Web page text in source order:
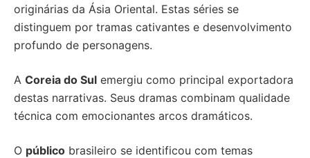
originárias da Ásia Oriental. Estas séries se
distinguem por tramas cativantes e desenvolvimento
profundo de personagens.
A Coreia do Sul emergiu como principal exportadora
destas narrativas. Seus dramas combinam qualidade
técnica com emocionantes arcos dramáticos.
O público brasileiro se identificou com temas